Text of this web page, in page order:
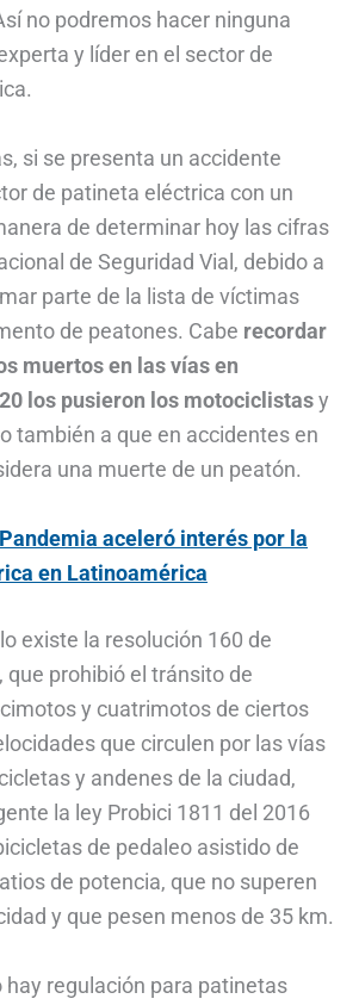
no podremos hacer ninguna
y líder en el sector de
si se presenta un accidente
de patineta eléctrica con un
de determinar hoy las cifras
de Seguridad Vial, debido a
parte de la lista de víctimas
de peatones. Cabe recordar
muertos en las vías en
los pusieron los motociclistasy
también a que en accidentes en
una muerte de un peatón.
Pandemia aceleró interés por la
en Latinoamérica
existe la resolución 160 de
que prohibió el tránsito de
y cuatrimotos de ciertos
que circulen por las vías
y andenes de la ciudad,
la ley Probici 1811 del 2016
de pedaleo asistido de
de potencia, que no superen
y que pesen menos de 35 km.
hay regulación para patinetas